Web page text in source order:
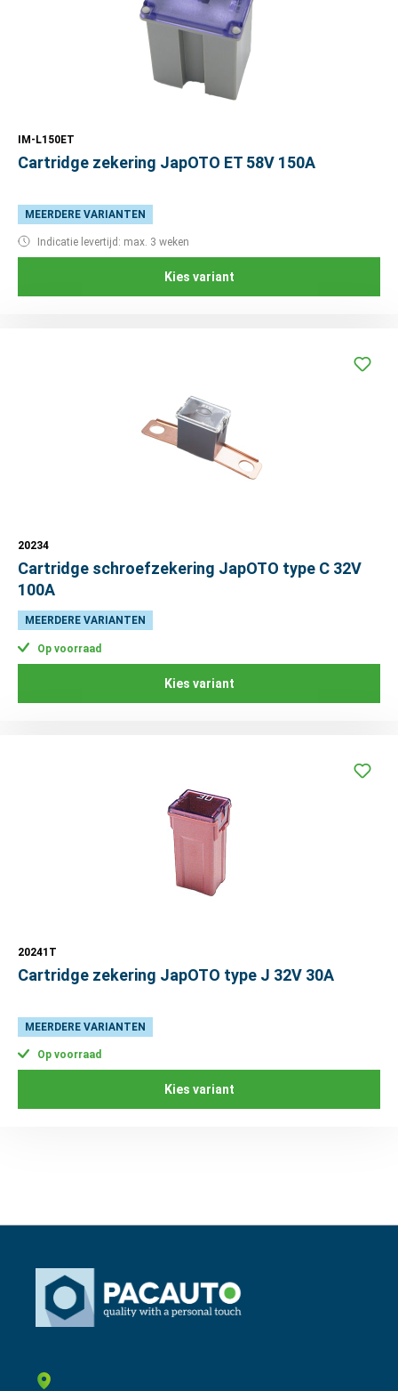
IM-L150ET
Cartridge zekering JapOTO ET 58V 150A
MEERDERE VARIANTEN
Indicatie levertijd: max. 3 weken
Kies variant
20234
Cartridge schroefzekering JapOTO type C 32V
100A
MEERDERE VARIANTEN
Op voorraad
Kies variant
20241T
Cartridge zekering JapOTO type J 32V 30A
MEERDERE VARIANTEN
Op voorraad
Kies variant